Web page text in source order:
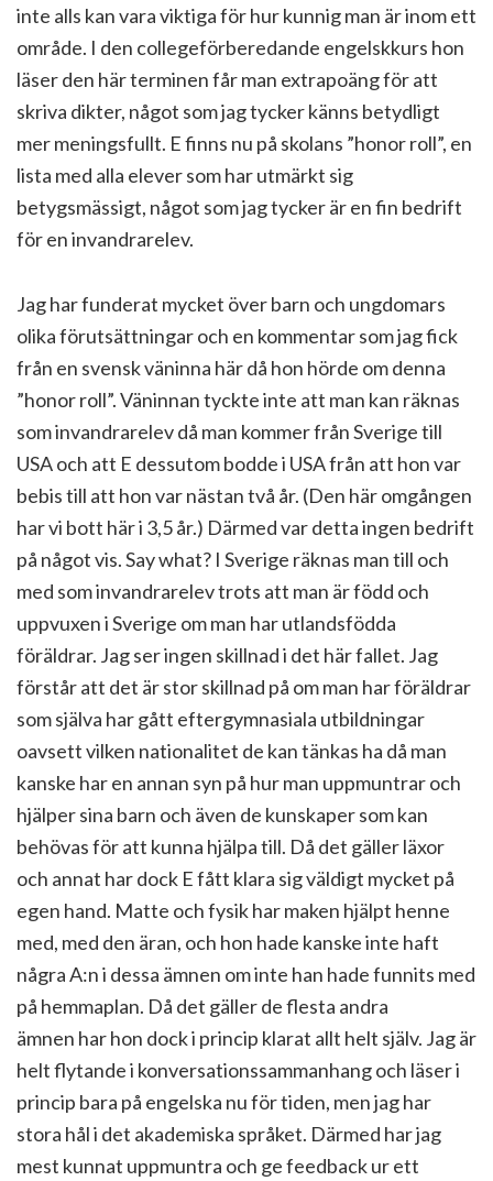
inte alls kan vara viktiga för hur kunnig man är inom ett
område. I den collegeförberedande engelskkurs hon
läser den här terminen får man extrapoäng för att
skriva dikter, något som jag tycker känns betydligt
mer meningsfullt. E finns nu på skolans ”honor roll”, en
lista med alla elever som har utmärkt sig
betygsmässigt, något som jag tycker är en fin bedrift
för en invandrarelev.
Jag har funderat mycket över barn och ungdomars
olika förutsättningar och en kommentar som jag fick
från en svensk väninna här då hon hörde om denna
”honor roll”. Väninnan tyckte inte att man kan räknas
som invandrarelev då man kommer från Sverige till
USA och att E dessutom bodde i USA från att hon var
bebis till att hon var nästan två år. (Den här omgången
har vi bott här i 3,5 år.) Därmed var detta ingen bedrift
på något vis. Say what? I Sverige räknas man till och
med som invandrarelev trots att man är född och
uppvuxen i Sverige om man har utlandsfödda
föräldrar. Jag ser ingen skillnad i det här fallet. Jag
förstår att det är stor skillnad på om man har föräldrar
som själva har gått eftergymnasiala utbildningar
oavsett vilken nationalitet de kan tänkas ha då man
kanske har en annan syn på hur man uppmuntrar och
hjälper sina barn och även de kunskaper som kan
behövas för att kunna hjälpa till. Då det gäller läxor
och annat har dock E fått klara sig väldigt mycket på
egen hand. Matte och fysik har maken hjälpt henne
med, med den äran, och hon hade kanske inte haft
några A:n i dessa ämnen om inte han hade funnits med
på hemmaplan. Då det gäller de flesta andra
ämnen har hon dock i princip klarat allt helt själv. Jag är
helt flytande i konversationssammanhang och läser i
princip bara på engelska nu för tiden, men jag har
stora hål i det akademiska språket. Därmed har jag
mest kunnat uppmuntra och ge feedback ur ett